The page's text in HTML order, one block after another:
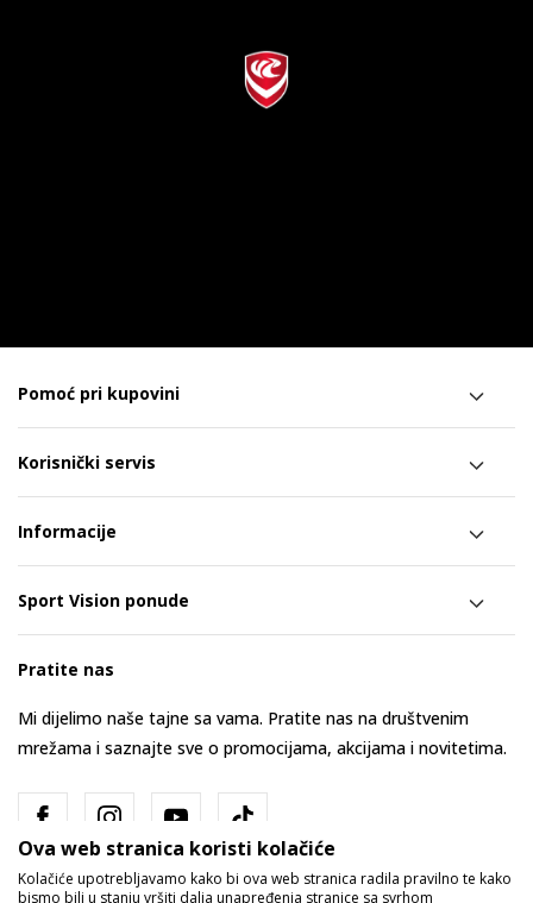
Pomoć pri kupovini
Korisnički servis
Informacije
Sport Vision ponude
Pratite nas
Mi dijelimo naše tajne sa vama. Pratite nas na društvenim
mrežama i saznajte sve o promocijama, akcijama i novitetima.
Ova web stranica koristi kolačiće
Kolačiće upotrebljavamo kako bi ova web stranica radila pravilno te kako
bismo bili u stanju vršiti dalja unapređenja stranice sa svrhom